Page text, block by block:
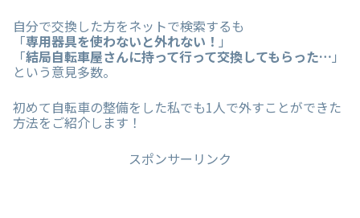
自分で交換した方をネットで検索するも
「専用器具を使わないと外れない！ 」
「結局自転車屋さんに持って行って交換してもらった… 」
という意見多数。
初めて自転車の整備をした私でも1人で外すことができた
方法をご紹介します！
スポンサーリンク